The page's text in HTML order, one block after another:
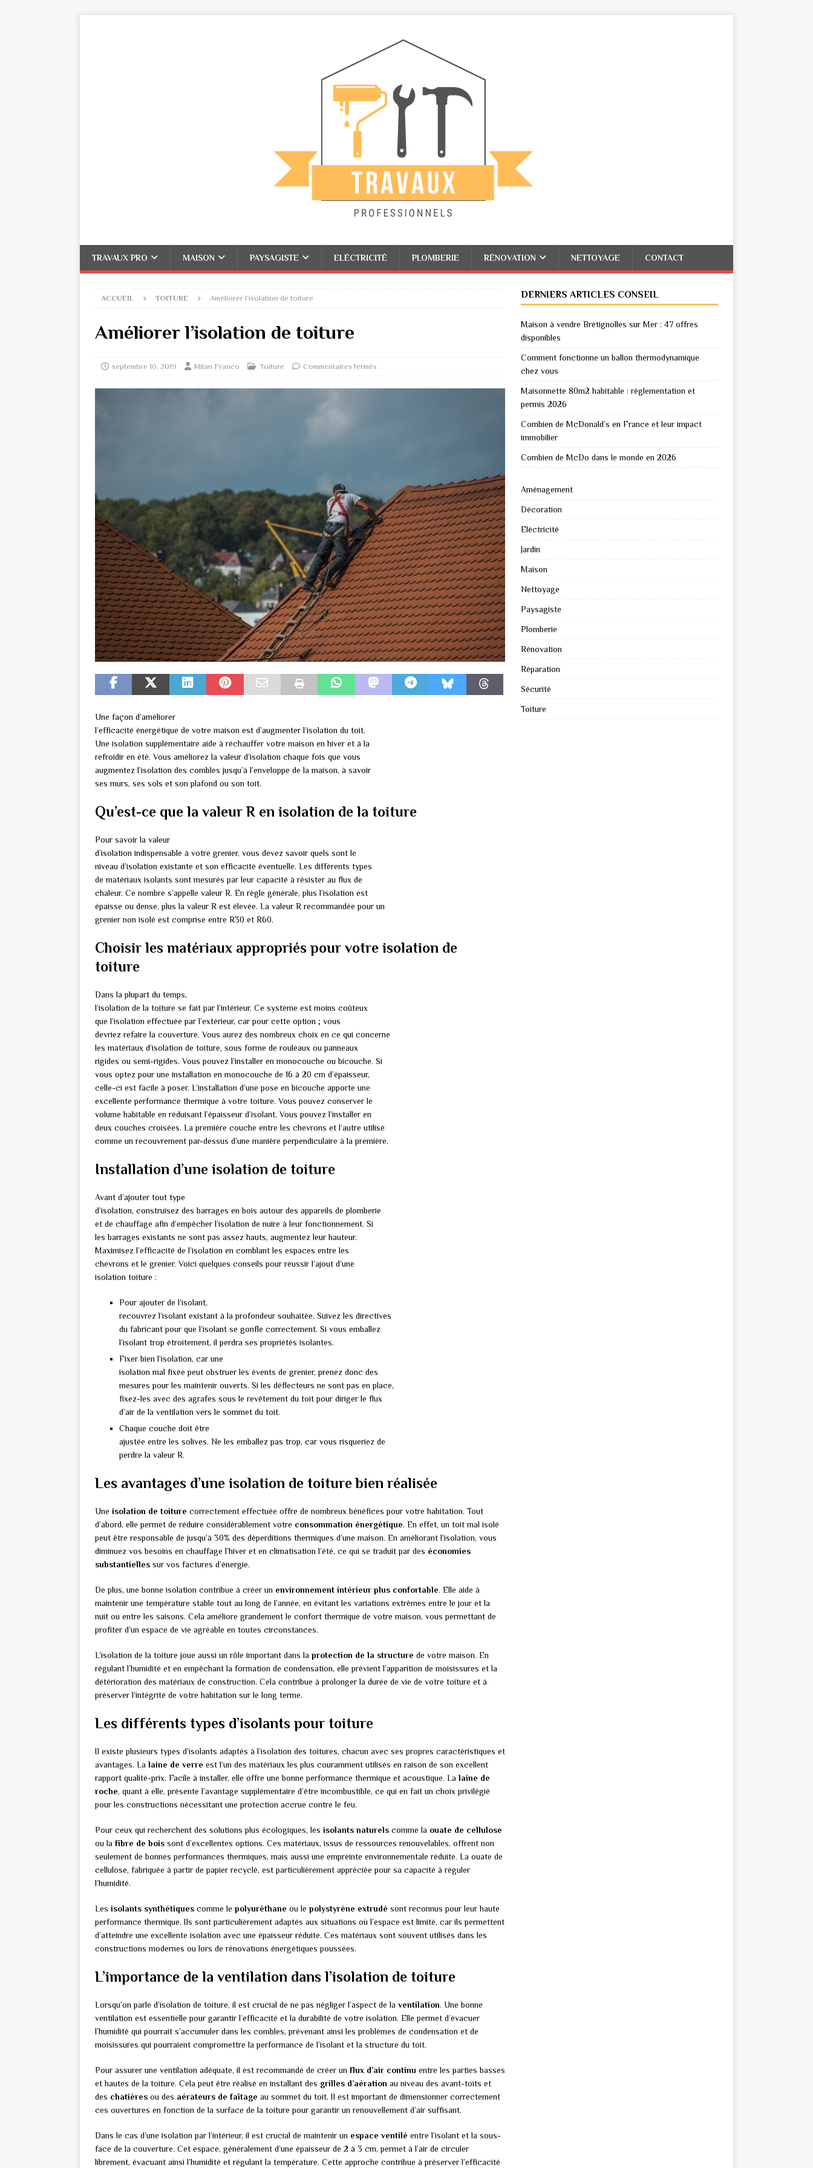
TRAVAUX PRO MAISON PAYSAGISTE ELÉCTRICITÉ PLOMBERIE RÉNOVATION NETTOYAGE CONTACT
ACCUEIL TOITURE Améliorer l’isolation de toiture
Améliorer l’isolation de toiture
septembre 10, 2019 Milan Franco Toiture Commentaires fermés
Une façon d’améliorer
l’efficacité énergétique de votre maison est d’augmenter l’isolation du toit.
Une isolation supplémentaire aide à réchauffer votre maison en hiver et à la
refroidir en été. Vous améliorez la valeur d’isolation chaque fois que vous
augmentez l’isolation des combles jusqu’à l’enveloppe de la maison, à savoir
ses murs, ses sols et son plafond ou son toit.
Qu’est-ce que la valeur R en isolation de la toiture
Pour savoir la valeur
d’isolation indispensable à votre grenier, vous devez savoir quels sont le
niveau d’isolation existante et son efficacité éventuelle. Les différents types
de matériaux isolants sont mesurés par leur capacité à résister au flux de
chaleur. Ce nombre s’appelle valeur R. En règle générale, plus l’isolation est
épaisse ou dense, plus la valeur R est élevée. La valeur R recommandée pour un
grenier non isolé est comprise entre R30 et R60.
Choisir les matériaux appropriés pour votre isolation de
toiture
Dans la plupart du temps,
l’isolation de la toiture se fait par l’intérieur. Ce système est moins coûteux
que l’isolation effectuée par l’extérieur, car pour cette option ; vous
devriez refaire la couverture. Vous aurez des nombreux choix en ce qui concerne
les matériaux d’isolation de toiture, sous forme de rouleaux ou panneaux
rigides ou semi-rigides. Vous pouvez l’installer en monocouche ou bicouche. Si
vous optez pour une installation en monocouche de 16 à 20 cm d’épaisseur,
celle-ci est facile à poser. L’installation d’une pose en bicouche apporte une
excellente performance thermique à votre toiture. Vous pouvez conserver le
volume habitable en réduisant l’épaisseur d’isolant. Vous pouvez l’installer en
deux couches croisées. La première couche entre les chevrons et l’autre utilisé
comme un recouvrement par-dessus d’une manière perpendiculaire à la première.
Installation d’une isolation de toiture
Avant d’ajouter tout type
d’isolation, construisez des barrages en bois autour des appareils de plomberie
et de chauffage afin d’empêcher l’isolation de nuire à leur fonctionnement. Si
les barrages existants ne sont pas assez hauts, augmentez leur hauteur.
Maximisez l’efficacité de l’isolation en comblant les espaces entre les
chevrons et le grenier. Voici quelques conseils pour réussir l’ajout d’une
isolation toiture :
Pour ajouter de l’isolant,
recouvrez l’isolant existant à la profondeur souhaitée. Suivez les directives
du fabricant pour que l’isolant se gonfle correctement. Si vous emballez
l’isolant trop étroitement, il perdra ses propriétés isolantes.
Fixer bien l’isolation, car une
isolation mal fixée peut obstruer les évents de grenier, prenez donc des
mesures pour les maintenir ouverts. Si les déflecteurs ne sont pas en place,
fixez-les avec des agrafes sous le revêtement du toit pour diriger le flux
d’air de la ventilation vers le sommet du toit.
Chaque couche doit être
ajustée entre les solives. Ne les emballez pas trop, car vous risqueriez de
perdre la valeur R.
Les avantages d’une isolation de toiture bien réalisée
Une isolation de toiture correctement effectuée offre de nombreux bénéfices pour votre habitation. Tout
d’abord, elle permet de réduire considérablement votre consommation énergétique. En effet, un toit mal isolé
peut être responsable de jusqu’à 30% des déperditions thermiques d’une maison. En améliorant l’isolation, vous
diminuez vos besoins en chauffage l’hiver et en climatisation l’été, ce qui se traduit par des économies
substantielles sur vos factures d’énergie.
De plus, une bonne isolation contribue à créer un environnement intérieur plus confortable. Elle aide à
maintenir une température stable tout au long de l’année, en évitant les variations extrêmes entre le jour et la
nuit ou entre les saisons. Cela améliore grandement le confort thermique de votre maison, vous permettant de
profiter d’un espace de vie agréable en toutes circonstances.
L’isolation de la toiture joue aussi un rôle important dans la protection de la structure de votre maison. En
régulant l’humidité et en empêchant la formation de condensation, elle prévient l’apparition de moisissures et la
détérioration des matériaux de construction. Cela contribue à prolonger la durée de vie de votre toiture et à
préserver l’intégrité de votre habitation sur le long terme.
Les différents types d’isolants pour toiture
Il existe plusieurs types d’isolants adaptés à l’isolation des toitures, chacun avec ses propres caractéristiques et
avantages. La laine de verre est l’un des matériaux les plus couramment utilisés en raison de son excellent
rapport qualité-prix. Facile à installer, elle offre une bonne performance thermique et acoustique. La laine de
roche, quant à elle, présente l’avantage supplémentaire d’être incombustible, ce qui en fait un choix privilégié
pour les constructions nécessitant une protection accrue contre le feu.
Pour ceux qui recherchent des solutions plus écologiques, les isolants naturels comme la ouate de cellulose
ou la fibre de bois sont d’excellentes options. Ces matériaux, issus de ressources renouvelables, offrent non
seulement de bonnes performances thermiques, mais aussi une empreinte environnementale réduite. La ouate de
cellulose, fabriquée à partir de papier recyclé, est particulièrement appréciée pour sa capacité à réguler
l’humidité.
Les isolants synthétiques comme le polyuréthane ou le polystyrène extrudé sont reconnus pour leur haute
performance thermique. Ils sont particulièrement adaptés aux situations où l’espace est limité, car ils permettent
d’atteindre une excellente isolation avec une épaisseur réduite. Ces matériaux sont souvent utilisés dans les
constructions modernes ou lors de rénovations énergétiques poussées.
L’importance de la ventilation dans l’isolation de toiture
Lorsqu’on parle d’isolation de toiture, il est crucial de ne pas négliger l’aspect de la ventilation. Une bonne
ventilation est essentielle pour garantir l’efficacité et la durabilité de votre isolation. Elle permet d’évacuer
l’humidité qui pourrait s’accumuler dans les combles, prévenant ainsi les problèmes de condensation et de
moisissures qui pourraient compromettre la performance de l’isolant et la structure du toit.
Pour assurer une ventilation adéquate, il est recommandé de créer un flux d’air continu entre les parties basses
et hautes de la toiture. Cela peut être réalisé en installant des grilles d’aération au niveau des avant-toits et
des chatières ou des aérateurs de faîtage au sommet du toit. Il est important de dimensionner correctement
ces ouvertures en fonction de la surface de la toiture pour garantir un renouvellement d’air suffisant.
Dans le cas d’une isolation par l’intérieur, il est crucial de maintenir un espace ventilé entre l’isolant et la sous-
face de la couverture. Cet espace, généralement d’une épaisseur de 2 à 3 cm, permet à l’air de circuler
librement, évacuant ainsi l’humidité et régulant la température. Cette approche contribue à préserver l’efficacité
DERNIERS ARTICLES CONSEIL
Maison à vendre Brétignolles sur Mer : 47 offres
disponibles
Comment fonctionne un ballon thermodynamique
chez vous
Maisonnette 80m2 habitable : réglementation et
permis 2026
Combien de McDonald’s en France et leur impact
immobilier
Combien de McDo dans le monde en 2026
Aménagement
Décoration
Eléctricité
Jardin
Maison
Nettoyage
Paysagiste
Plomberie
Rénovation
Réparation
Sécurité
Toiture